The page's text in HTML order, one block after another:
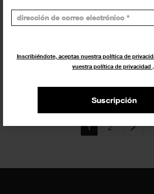
Inscribiéndote, aceptas nuestra política de
vuestra política de privacidad .
Suscripción
presenta ‘Madola, un
1 2